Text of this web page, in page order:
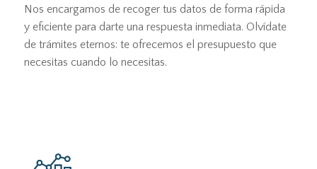
Nos encargamos de recoger tus datos de forma rápida
y eficiente para darte una respuesta inmediata. Olvídate
de trámites eternos: te ofrecemos el presupuesto que
necesitas cuando lo necesitas.